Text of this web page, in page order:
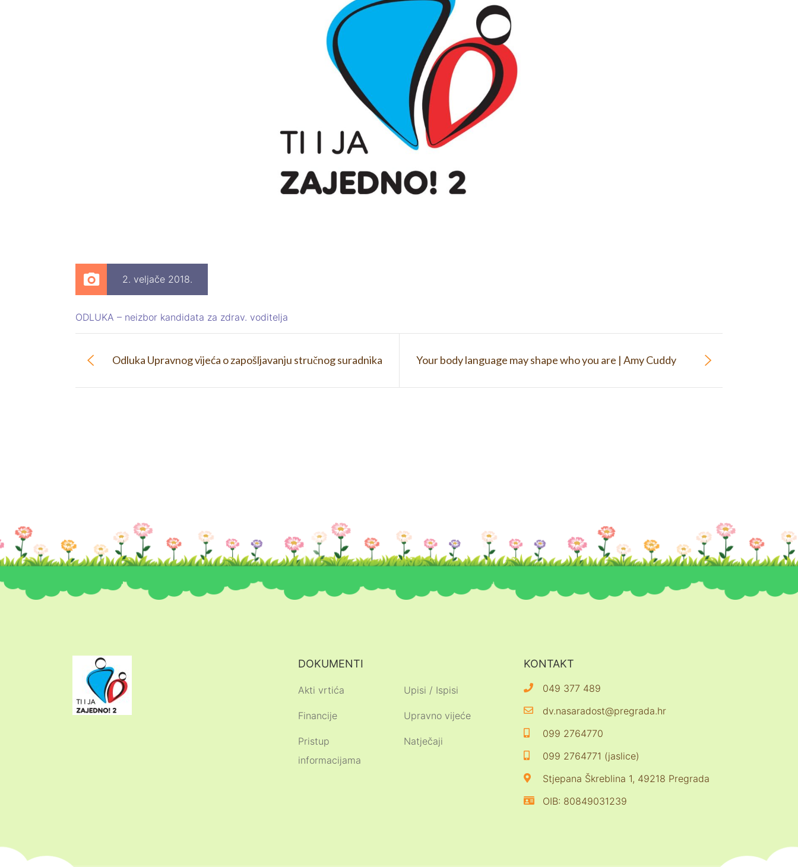
2. veljače 2018.
ODLUKA – neizbor kandidata za zdrav. voditelja
Your body language may shape who you are | Amy Cuddy
Odluka Upravnog vijeća o zapošljavanju stručnog suradnika
DOKUMENTI
Akti vrtića
Financije
Pristup
informacijama
Upisi / Ispisi
Upravno vijeće
Natječaji
KONTAKT
049 377 489
dv.nasaradost@pregrada.hr
099 2764770
099 2764771 (jaslice)
Stjepana Škreblina 1, 49218 Pregrada
OIB: 80849031239